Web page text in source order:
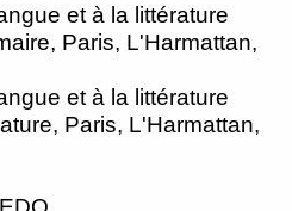
et à la littérature
Paris, L'Harmattan,
et à la littérature
Paris, L'Harmattan,